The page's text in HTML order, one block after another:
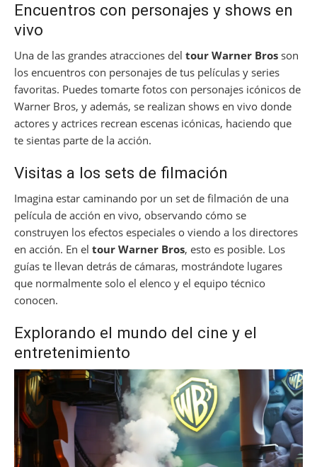
Encuentros con personajes y shows en
vivo
Una de las grandes atracciones del tour Warner Bros son
los encuentros con personajes de tus películas y series
favoritas. Puedes tomarte fotos con personajes icónicos de
Warner Bros, y además, se realizan shows en vivo donde
actores y actrices recrean escenas icónicas, haciendo que
te sientas parte de la acción.
Visitas a los sets de filmación
Imagina estar caminando por un set de filmación de una
película de acción en vivo, observando cómo se
construyen los efectos especiales o viendo a los directores
en acción. En el tour Warner Bros, esto es posible. Los
guías te llevan detrás de cámaras, mostrándote lugares
que normalmente solo el elenco y el equipo técnico
conocen.
Explorando el mundo del cine y el
entretenimiento